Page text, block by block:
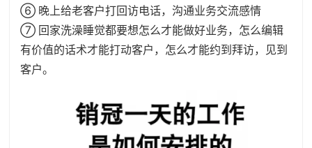
⑥ 晚上给老客户打回访电话，沟通业务交流感情
⑦ 回家洗澡睡觉都要想怎么才能做好业务，怎么编辑
有价值的话术才能打动客户，怎么才能约到拜访，见到
客户。